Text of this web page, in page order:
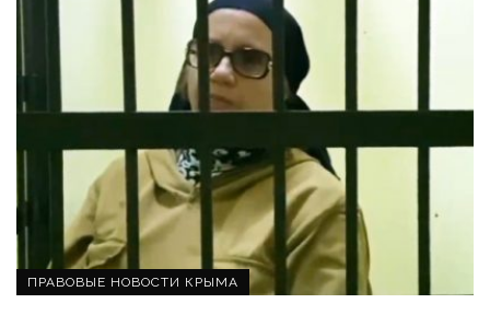
ПРАВОВЫЕ НОВОСТИ КРЫМА